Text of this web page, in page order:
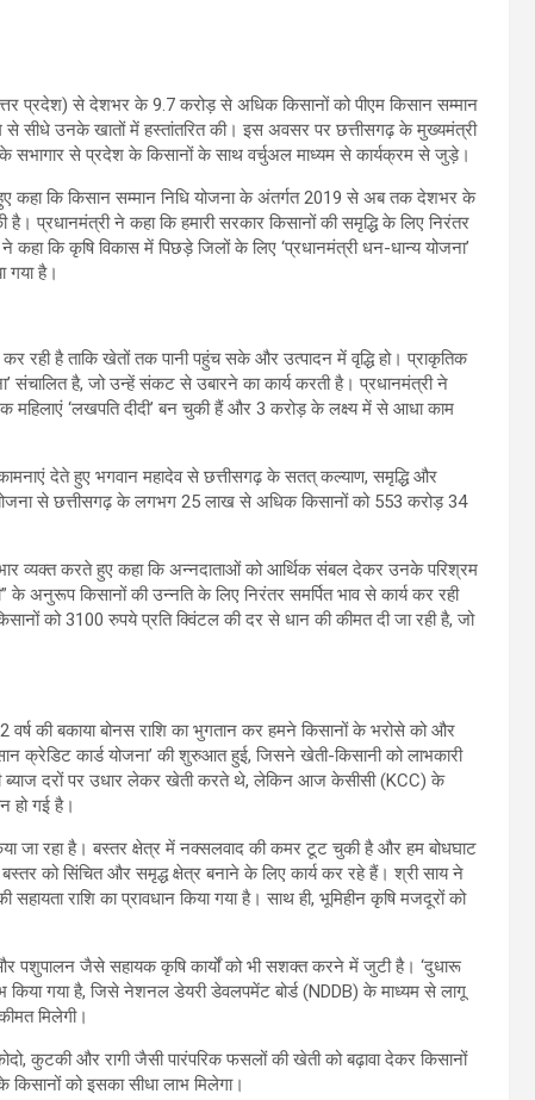
प्रदेश) से देशभर के 9.7 करोड़ से अधिक किसानों को पीएम किसान सम्मान
से सीधे उनके खातों में हस्तांतरित की। इस अवसर पर छत्तीसगढ़ के मुख्यमंत्री
के सभागार से प्रदेश के किसानों के साथ वर्चुअल माध्यम से कार्यक्रम से जुड़े।
कहा कि किसान सम्मान निधि योजना के अंतर्गत 2019 से अब तक देशभर के
प्रधानमंत्री ने कहा कि हमारी सरकार किसानों की समृद्धि के लिए निरंतर
कि कृषि विकास में पिछड़े जिलों के लिए ‘प्रधानमंत्री धन-धान्य योजना’
गया है।
रही है ताकि खेतों तक पानी पहुंच सके और उत्पादन में वृद्धि हो। प्राकृतिक
संचालित है, जो उन्हें संकट से उबारने का कार्य करती है। प्रधानमंत्री ने
‘लखपति दीदी’ बन चुकी हैं और 3 करोड़ के लक्ष्य में से आधा काम
देते हुए भगवान महादेव से छत्तीसगढ़ के सतत् कल्याण, समृद्धि और
से छत्तीसगढ़ के लगभग 25 लाख से अधिक किसानों को 553 करोड़ 34
व्यक्त करते हुए कहा कि अन्नदाताओं को आर्थिक संबल देकर उनके परिश्रम
के अनुरूप किसानों की उन्नति के लिए निरंतर समर्पित भाव से कार्य कर रही
को 3100 रुपये प्रति क्विंटल की दर से धान की कीमत दी जा रही है, जो
की बकाया बोनस राशि का भुगतान कर हमने किसानों के भरोसे को और
क्रेडिट कार्ड योजना’ की शुरुआत हुई, जिसने खेती-किसानी को लाभकारी
ब्याज दरों पर उधार लेकर खेती करते थे, लेकिन आज केसीसी (KCC) के
हो गई है।
जा रहा है। बस्तर क्षेत्र में नक्सलवाद की कमर टूट चुकी है और हम बोधघाट
को सिंचित और समृद्ध क्षेत्र बनाने के लिए कार्य कर रहे हैं। श्री साय ने
राशि का प्रावधान किया गया है। साथ ही, भूमिहीन कृषि मजदूरों को
पशुपालन जैसे सहायक कृषि कार्यों को भी सशक्त करने में जुटी है। ‘दुधारू
गया है, जिसे नेशनल डेयरी डेवलपमेंट बोर्ड (NDDB) के माध्यम से लागू
मिलेगी।
कुटकी और रागी जैसी पारंपरिक फसलों की खेती को बढ़ावा देकर किसानों
को इसका सीधा लाभ मिलेगा।